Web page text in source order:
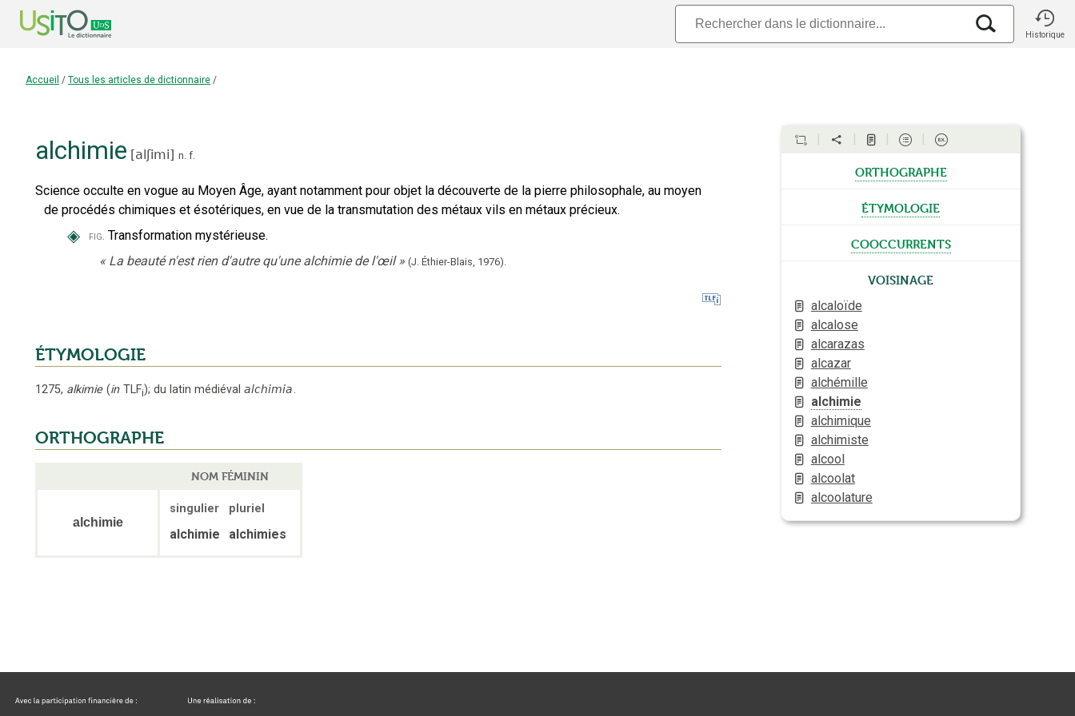
Historique
Accueil / Tous les articles de dictionnaire /
alchimie [alʃimi] n. f.
Science occulte en vogue au Moyen Âge, ayant notamment pour objet la découverte de la pierre philosophale, au moyen
de procédés chimiques et ésotériques, en vue de la transmutation des métaux vils en métaux précieux.
◈ fig. Transformation mystérieuse.
« La beauté n'est rien d'autre qu'une alchimie de l'œil » (J. Éthier-Blais, 1976).
ÉTYMOLOGIE
1275, alkimie (in TLFi); du latin médiéval alchimia.
ORTHOGRAPHE
NOM FÉMININ
alchimie
singulier pluriel
alchimie alchimies
orthographe
étymologie
cooccurrents
Voisinage
alcaloïde
alcalose
alcarazas
alcazar
alchémille
alchimie
alchimique
alchimiste
alcool
alcoolat
alcoolature